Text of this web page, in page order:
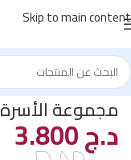
Skip to main content
الرئيسية/غير مصنف
مجموعة الأسرة
د.ج3.800